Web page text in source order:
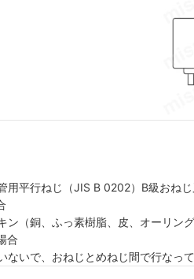
用平行ねじ（JIS B 0202）B級おね
（銅、ふっ素樹脂、皮、オーリン
合
いで、おねじとめねじ間で行なっ